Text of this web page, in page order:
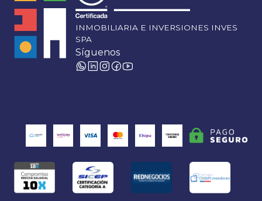
INMOBILIARIA E INVERSIONES INVES
SPA
Síguenos